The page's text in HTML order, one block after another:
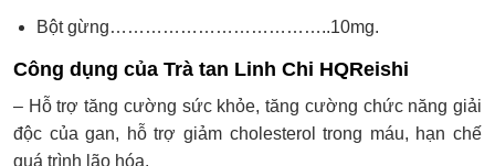
Bột gừng………………………………..10mg.
Công dụng của Trà tan Linh Chi HQReishi
– Hỗ trợ tăng cường sức khỏe, tăng cường chức năng giải
độc của gan, hỗ trợ giảm cholesterol trong máu, hạn chế
quá trình lão hóa.